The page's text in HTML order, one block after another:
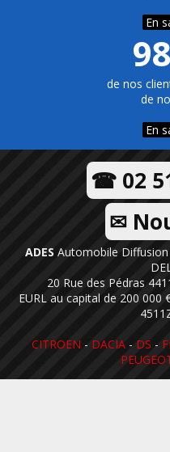
En
de nos
de
En
☎ 02
✉
ADES Automobile
20 Rue des Pédras
EURL au capital de 200 000
CITROEN - DACIA - DS -